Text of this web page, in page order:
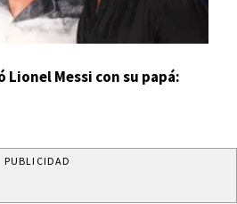
Messi con su papá:
PUBLICIDAD